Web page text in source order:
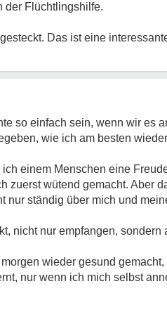
der Flüchtlingshilfe.
Das ist eine
so einfach sein, wenn wir es
wie ich am besten
einem Menschen eine
zuerst wütend gemacht. Aber
nur ständig über mich und
nicht nur empfangen,
wieder gesund
nur wenn ich mich selbst